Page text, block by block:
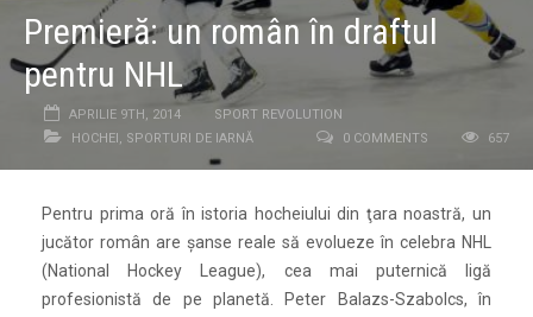
Premieră: un român în draftul
pentru NHL
APRILIE 9TH, 2014
SPORT REVOLUTION
HOCHEI, SPORTURI DE IARNĂ 0 COMMENTS 657
Pentru prima oră în istoria hocheiului din ţara noastră, un
jucător român are şanse reale să evolueze în celebra NHL
(National Hockey League), cea mai puternică ligă
profesionistă de pe planetă. Peter Balazs-Szabolcs, în